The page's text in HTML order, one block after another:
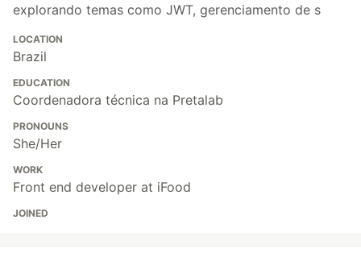
explorando temas como JWT, gerenciamento de s
LOCATION
Brazil
EDUCATION
Coordenadora técnica na Pretalab
PRONOUNS
She/Her
WORK
Front end developer at iFood
JOINED